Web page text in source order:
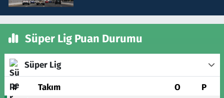
Süper Lig Puan Durumu
Süper Lig
# Takım O P